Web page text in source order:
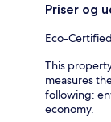
Priser og
Eco-
This
measures
following:
economy.